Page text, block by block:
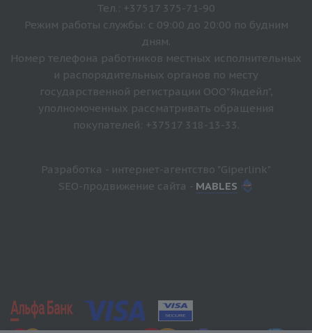
Тел.: +37517 375-71-90
Режим работы службы: с 09:00 до 20:00 по будним
дням.
Номер телефона работников местных исполнительных
и распорядительных органов по месту
государственной регистрации ООО"Яндейл",
уполномоченных рассматривать обращения
покупателей: +37517 318-13-33.
Разработка - интернет-агентство "Giperlink"
SEO-продвижение сайта - MABLES